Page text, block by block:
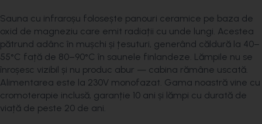
Sauna cu infraroșu folosește panouri ceramice pe baza de
oxid de magneziu care emit radiații cu unde lungi. Acestea
pătrund adânc în mușchi și țesuturi, generând căldură la 40–
55°C față de 80–90°C în saunele finlandeze. Lămpile nu se
înroșesc vizibil și nu produc abur — cabina rămâne uscată.
Alimentarea este la 230V monofazat. Gama noastră vine cu
cromoterapie inclusă, garanție 10 ani și lămpi cu durată de
viață de peste 20 de ani.